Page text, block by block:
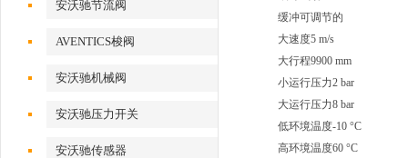
安沃驰节流阀
AVENTICS梭阀
安沃驰机械阀
安沃驰压力开关
安沃驰传感器
缓冲可调节的
大速度5 m/s
大行程9900 mm
小运行压力2 bar
大运行压力8 bar
低环境温度-10 °C
高环境温度60 °C